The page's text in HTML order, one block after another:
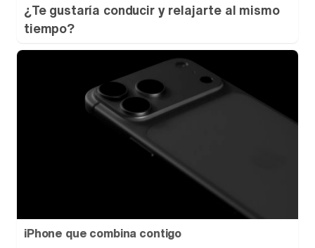
¿Te gustaría conducir y relajarte al mismo
tiempo?
iPhone que combina contigo